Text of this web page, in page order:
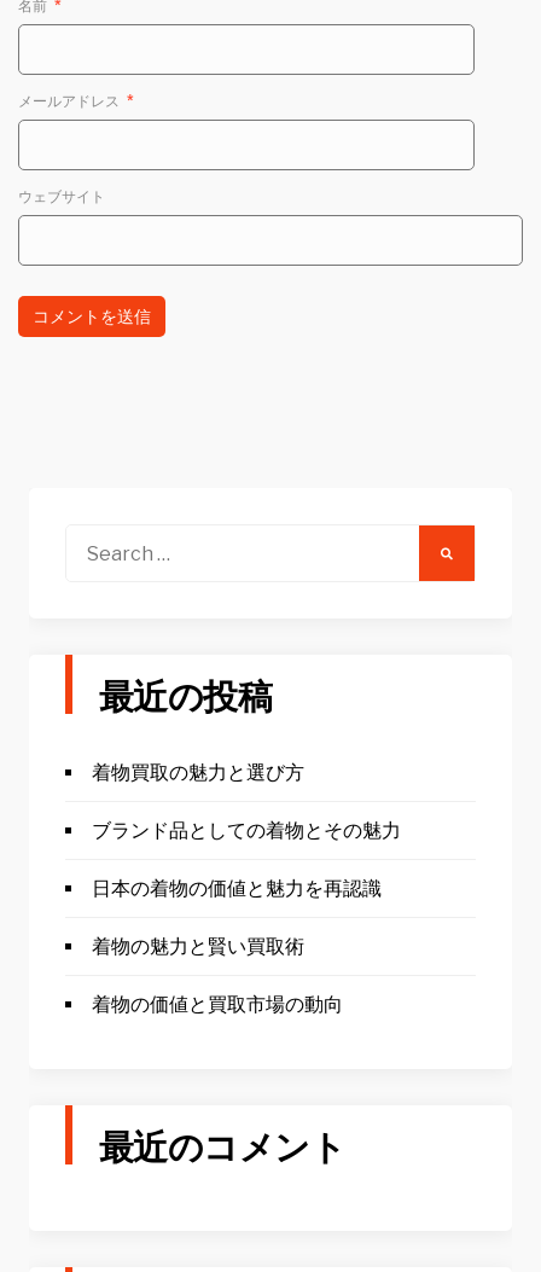
名前 *
メールアドレス *
ウェブサイト
Search
最近の投稿
着物買取の魅力と選び方
ブランド品としての着物とその魅力
日本の着物の価値と魅力を再認識
着物の魅力と賢い買取術
着物の価値と買取市場の動向
最近のコメント